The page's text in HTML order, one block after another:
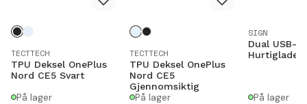
TECTTECH
TPU Deksel OnePlus
Nord CE5 Svart
På lager
TECTTECH
TPU Deksel OnePlus
Nord CE5
Gjennomsiktig
På lager
SIGN
Dual USB-C
Hurtiglader
På lager